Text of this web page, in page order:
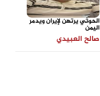
الحوثي يرتهن لإيران ويدمر
اليمن
صالح العبيدي